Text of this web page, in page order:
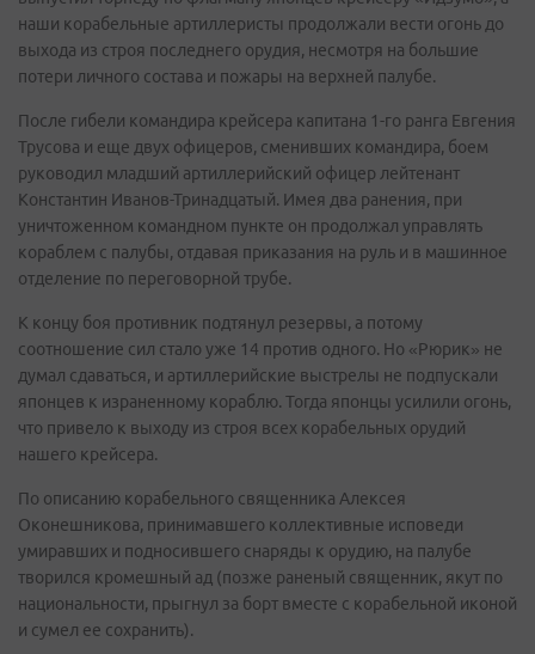
наши корабельные артиллеристы продолжали вести огонь до
выхода из строя последнего орудия, несмотря на большие
потери личного состава и пожары на верхней палубе.
После гибели командира крейсера капитана 1-го ранга Евгения
Трусова и еще двух офицеров, сменивших командира, боем
руководил младший артиллерийский офицер лейтенант
Константин Иванов-Тринадцатый. Имея два ранения, при
уничтоженном командном пункте он продолжал управлять
кораблем с палубы, отдавая приказания на руль и в машинное
отделение по переговорной трубе.
К концу боя противник подтянул резервы, а потому
соотношение сил стало уже 14 против одного. Но «Рюрик» не
думал сдаваться, и артиллерийские выстрелы не подпускали
японцев к израненному кораблю. Тогда японцы усилили огонь,
что привело к выходу из строя всех корабельных орудий
нашего крейсера.
По описанию корабельного священника Алексея
Оконешникова, принимавшего коллективные исповеди
умиравших и подносившего снаряды к орудию, на палубе
творился кромешный ад (позже раненый священник, якут по
национальности, прыгнул за борт вместе с корабельной иконой
и сумел ее сохранить).